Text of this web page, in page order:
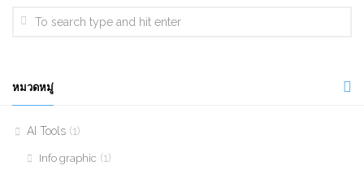
หมวดหมู่
AI Tools (1)
Info graphic (1)